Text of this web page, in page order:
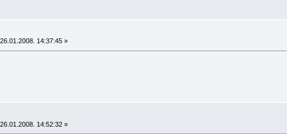
26.01.2008. 14:37:45 »
26.01.2008. 14:52:32 »